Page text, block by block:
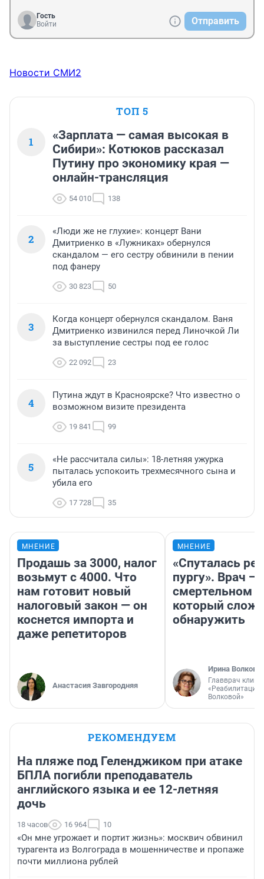
Гость
Войти
Отправить
Новости СМИ2
ТОП 5
1
«Зарплата — самая высокая в
Сибири»: Котюков рассказал
Путину про экономику края —
онлайн-трансляция
54 010 138
2
«Люди же не глухие»: концерт Вани
Дмитриенко в «Лужниках» обернулся
скандалом — его сестру обвинили в пении
под фанеру
30 823 50
3
Когда концерт обернулся скандалом. Ваня
Дмитриенко извинился перед Линочкой Ли
за выступление сестры под ее голос
22 092 23
4
Путина ждут в Красноярске? Что известно о
возможном визите президента
19 841 99
5
«Не рассчитала силы»: 18-летняя ужурка
пыталась успокоить трехмесячного сына и
убила его
17 728 35
МНЕНИЕ
Продашь за 3000, налог
возьмут с 4000. Что
нам готовит новый
налоговый закон — он
коснется импорта и
даже репетиторов
Анастасия Завгородняя
МНЕНИЕ
«Спуталась
пургу». Врач —
смертельном
который
обнаружить
Ирина Волкова
Главврач
«Реабилитация
Волковой»
РЕКОМЕНДУЕМ
На пляже под Геленджиком при атаке
БПЛА погибли преподаватель
английского языка и ее 12-летняя
дочь
18 часов 16 964 10
«Он мне угрожает и портит жизнь»: москвич обвинил
турагента из Волгограда в мошенничестве и пропаже
почти миллиона рублей